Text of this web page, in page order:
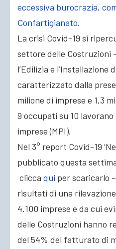
eccessiva burocrazia,
Confartigianato.
La crisi Covid-19 si
settore delle Costruzioni
l’Edilizia e l’Installazione
caratterizzato dalla
milione di imprese e 1,3
9 occupati su 10
imprese (MPI).
Nel 3° report Covid-19
pubblicato questa
clicca qui per scaricarlo
risultati di una
4.100 imprese e da cui
delle Costruzioni hanno
del 54% del fatturato di